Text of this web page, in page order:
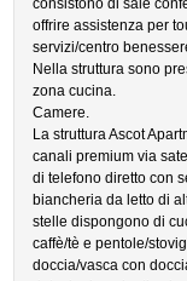
consistono di sale
offrire assistenza per
servizi/centro
Nella struttura sono
zona cucina.
Camere.
La struttura Ascot
canali premium via
di telefono diretto con
biancheria da letto di
stelle dispongono di
caffè/tè e pentole/
doccia/vasca con